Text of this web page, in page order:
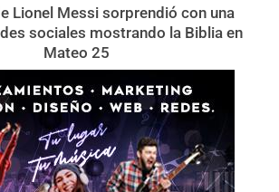
Lionel Messi sorprendió con una
sociales mostrando la Biblia en
Mateo 25